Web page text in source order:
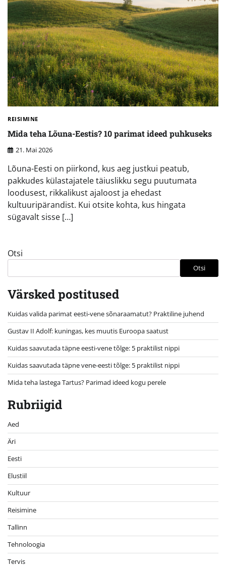
REISIMINE
Mida teha Lõuna-Eestis? 10 parimat ideed puhkuseks
21. Mai 2026
Lõuna-Eesti on piirkond, kus aeg justkui peatub,
pakkudes külastajatele täiuslikku segu puutumata
loodusest, rikkalikust ajaloost ja ehedast
kultuuripärandist. Kui otsite kohta, kus hingata
sügavalt sisse […]
Otsi
Otsi
Värsked postitused
Kuidas valida parimat eesti-vene sõnaraamatut? Praktiline juhend
Gustav II Adolf: kuningas, kes muutis Euroopa saatust
Kuidas saavutada täpne eesti-vene tõlge: 5 praktilist nippi
Kuidas saavutada täpne vene-eesti tõlge: 5 praktilist nippi
Mida teha lastega Tartus? Parimad ideed kogu perele
Rubriigid
Aed
Äri
Eesti
Elustiil
Kultuur
Reisimine
Tallinn
Tehnoloogia
Tervis